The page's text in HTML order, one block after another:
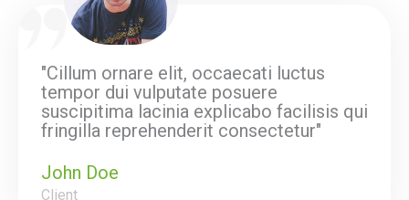
"Cillum ornare elit, occaecati luctus
tempor dui vulputate posuere
suscipitima lacinia explicabo facilisis qui
fringilla reprehenderit consectetur"
John Doe
Client